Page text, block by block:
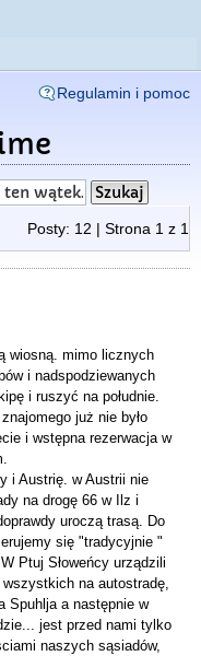
Regulamin i pomoc
Posty: 12 | Strona 1 z 1
wiosną. mimo licznych
i nadspodziewanych
i ruszyć na południe.
już nie było
i wstępna rezerwacja w
i Austrię. w Austrii nie
na drogę 66 w Ilz i
uroczą trasą. Do
się "tradycyjnie "
Ptuj Słoweńcy urządzili
na autostradę,
Spuhlja a następnie w
jest przed nami tylko
naszych sąsiadów,